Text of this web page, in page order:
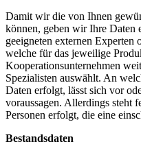
Damit wir die von Ihnen
können, geben wir Ihre Daten
geeigneten externen Experten
welche für das jeweilige
Kooperationsunternehmen
Spezialisten auswählt. An
Daten erfolgt, lässt sich vor
voraussagen. Allerdings steht
Personen erfolgt, die eine
Bestandsdaten